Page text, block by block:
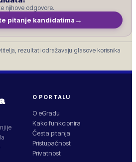
njihove odgovore.
pitanje kandidatima →
rezultati odražavaju glasove korisnika
je
O PORTALU
O eGradu
Kako funkcionira
Česta pitanja
Pristupačnost
Privatnost